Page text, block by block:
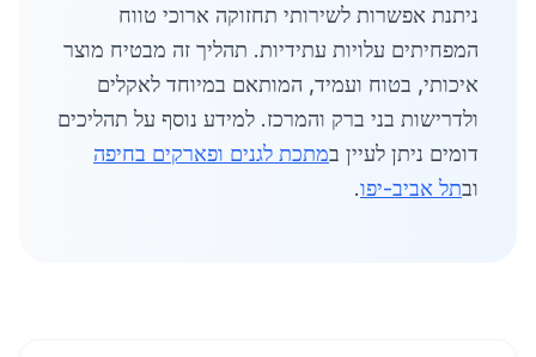
ניתנת אפשרות לשירותי תחזוקה ארוכי טווח
המפחיתים עלויות עתידיות. תהליך זה מבטיח מוצר
איכותי, בטוח ועמיד, המותאם במיוחד לאקלים
ולדרישות בני ברק והמרכז. למידע נוסף על תהליכים
דומים ניתן לעיין במתכת לגנים ופארקים בחיפה
ובתל אביב-יפו.